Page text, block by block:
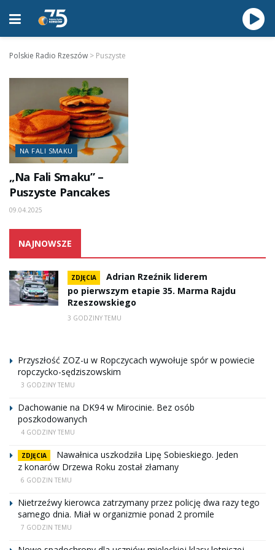
Polskie Radio Rzeszów > Puszyste
NA FALI SMAKU
„Na Fali Smaku” –
Puszyste Pancakes
09.04.2025
NAJNOWSZE
ZDJĘCIA
Adrian Rzeźnik liderem
po pierwszym etapie 35. Marma Rajdu
Rzeszowskiego
3 GODZINY TEMU
Przyszłość ZOZ-u w Ropczycach wywołuje spór w powiecie
ropczycko-sędziszowskim
3 GODZINY TEMU
Dachowanie na DK94 w Mirocinie. Bez osób
poszkodowanych
4 GODZINY TEMU
ZDJĘCIA
Nawałnica uszkodziła Lipę Sobieskiego. Jeden
z konarów Drzewa Roku został złamany
6 GODZIN TEMU
Nietrzeźwy kierowca zatrzymany przez policję dwa razy tego
samego dnia. Miał w organizmie ponad 2 promile
7 GODZIN TEMU